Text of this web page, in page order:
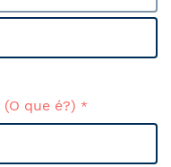
(O que é?)